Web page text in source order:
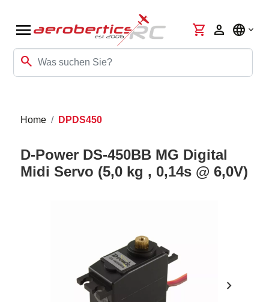
menu
search
shopping_cart person language
Home DPDS450
D-Power DS-450BB MG Digital
Midi Servo (5,0 kg , 0,14s @ 6,0V)
chevron_right